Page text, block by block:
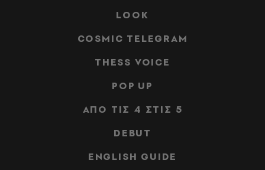
LOOK
COSMIC TELEGRAM
THESS VOICE
POP UP
ΑΠΟ ΤΙΣ 4 ΣΤΙΣ 5
DEBUT
ENGLISH GUIDE